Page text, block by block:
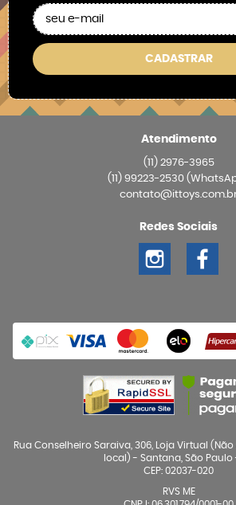
CADASTRAR
Atendimento
(11)2976-3965
(11) 99223-2530
Redes Sociais
Rua Conselheiro Saraiva, 306, Loja Virtual
local) - Santana, São Paulo
CEP: 02037-020
RVS ME